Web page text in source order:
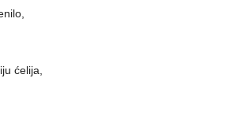
ćelija,